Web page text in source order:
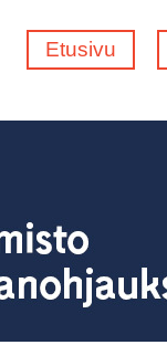
Etusivu